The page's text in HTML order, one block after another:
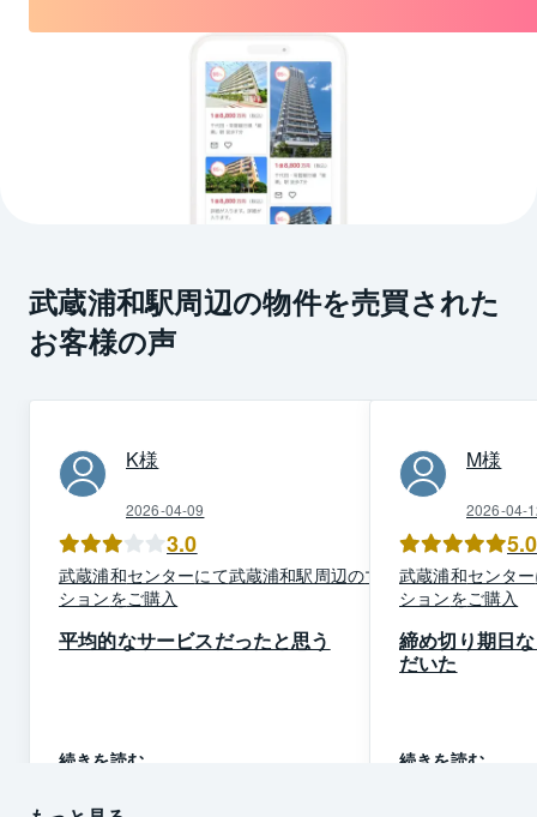
武蔵浦和駅周辺の物件を売買された
お客様の声
K様
2026-04-09
3.0
武蔵浦和センターにて武蔵浦和駅周辺のマン
ションをご購入
平均的なサービスだったと思う
続きを読む
M様
2026-04-
5.0
武蔵浦和センター
ションをご購入
締め切り期日
だいた
続きを読む